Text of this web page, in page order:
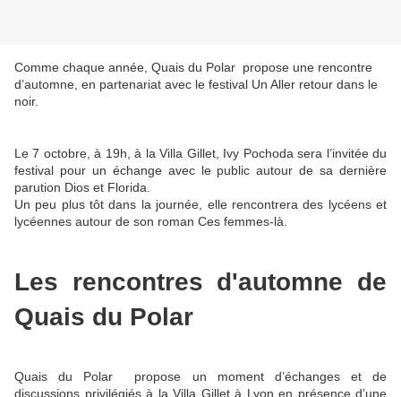
Comme chaque année, Quais du Polar propose une rencontre
d’automne, en partenariat avec le festival Un Aller retour dans le
noir.
Le 7 octobre, à 19h, à la Villa Gillet, Ivy Pochoda sera l’invitée du
festival pour un échange avec le public autour de sa dernière
parution Dios et Florida.
Un peu plus tôt dans la journée, elle rencontrera des lycéens et
lycéennes autour de son roman Ces femmes-là.
Les rencontres d'automne de
Quais du Polar
Quais du Polar propose un moment d’échanges et de
discussions privilégiés à la Villa Gillet à Lyon en présence d’une